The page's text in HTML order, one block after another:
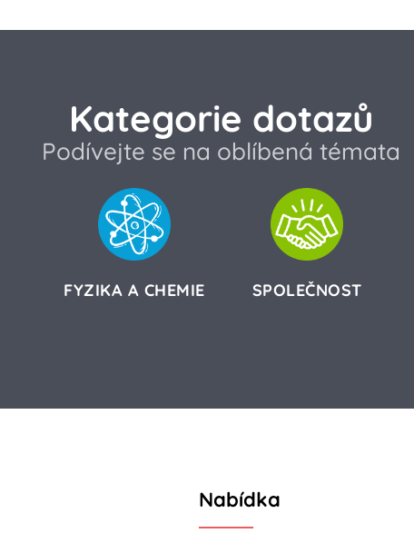
Kategorie dotazů
Podívejte se na oblíbená témata
FYZIKA A CHEMIE SPOLEČNOST
Nabídka